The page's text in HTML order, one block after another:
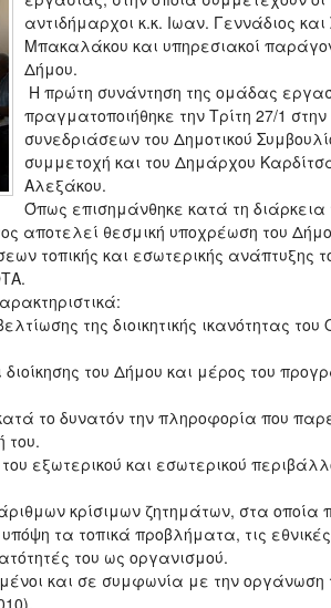
αντιδήμαρχοι κ.κ. Ιωαν. Γεννάδιος και
Μπακαλάκου και υπηρεσιακοί
Δήμου.
Η πρώτη συνάντηση της ομάδας
πραγματοποιήθηκε την Τρίτη 27/1
συνεδριάσεων του Δημοτικού
συμμετοχή και του Δημάρχου
Αλεξάκου.
Όπως επισημάνθηκε κατά τη διάρκεια
αποτελεί θεσμική υποχρέωση του
τοπικής και εσωτερικής ανάπτυξης
της διοικητικής ικανότητας του
του Δήμου και μέρος του
το δυνατόν την πληροφορία που
του.
εξωτερικού και εσωτερικού
κρίσιμων ζητημάτων, στα οποία
τα τοπικά προβλήματα, τις
του ως οργανισμού.
και σε συμφωνία με την οργάνωση